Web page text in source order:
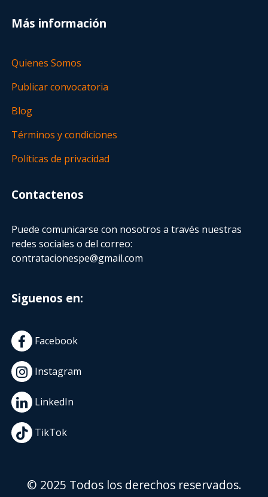
Más información
Quienes Somos
Publicar convocatoria
Blog
Términos y condiciones
Políticas de privacidad
Contactenos
Puede comunicarse con nosotros a través nuestras
redes sociales o del correo:
contratacionespe@gmail.com
Siguenos en:
Facebook
Instagram
LinkedIn
TikTok
© 2025 Todos los derechos reservados.